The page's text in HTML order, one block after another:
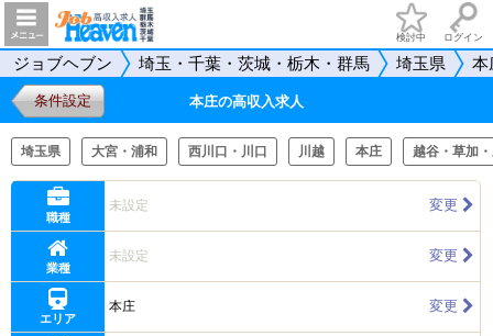
検討中 ログイン
ジョブヘブン 埼玉・千葉・茨城・栃木・群馬 埼玉県 本
条件設定 本庄の高収入求人
埼玉県 大宮・浦和 西川口・川口 川越 本庄 越谷・草加
職種
未設定 変更
業種
未設定 変更
エリア
本庄 変更